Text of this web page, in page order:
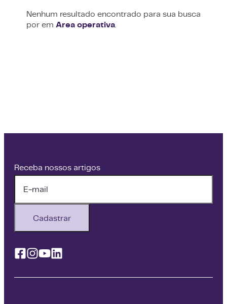
Nenhum resultado encontrado para sua busca
porem Area operativa.
Receba nossos artigos
Cadastrar
Facebook
Instagram
YoutubeLinkedin